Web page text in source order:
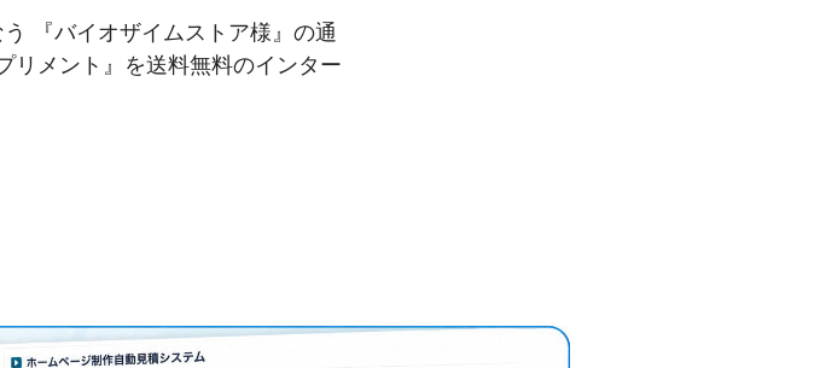
『バイオザイムストア様』の通
リメント』を送料無料のインター